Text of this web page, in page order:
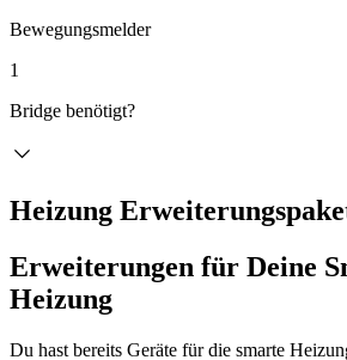
Bewegungsmelder
1
Bridge benötigt?
Heizung
Erweiterungen für Deine
Heizung
Du hast bereits Geräte für die smarte